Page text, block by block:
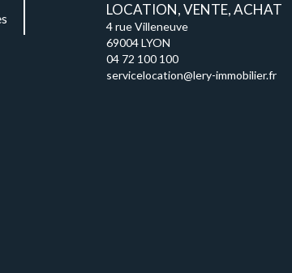
LOCATION, VENTE, ACHAT
4 rue Villeneuve
69004 LYON
04 72 100 100
servicelocation@lery-immobilier.fr